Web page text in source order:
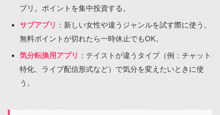
プリ。ポイントを集中投資する。
サブアプリ ：新しい女性や違うジャンルを試す際に使う。
無料ポイントが切れたら一時休止でもOK。
気分転換用アプリ ：テイストが違うタイプ（例：チャット
特化、ライブ配信形式など）で気分を変えたいときに使
う。